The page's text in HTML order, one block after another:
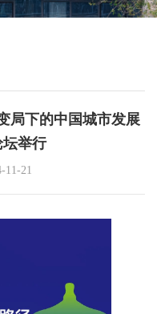
局下的中国城市发展
举行
11-21